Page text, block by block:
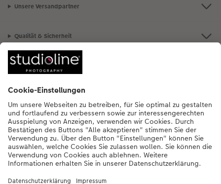
Unsere Versandpartner
Qualität & Sicherheit
Nachhaltigkeit bei CEWE
Informationen
Sortiment